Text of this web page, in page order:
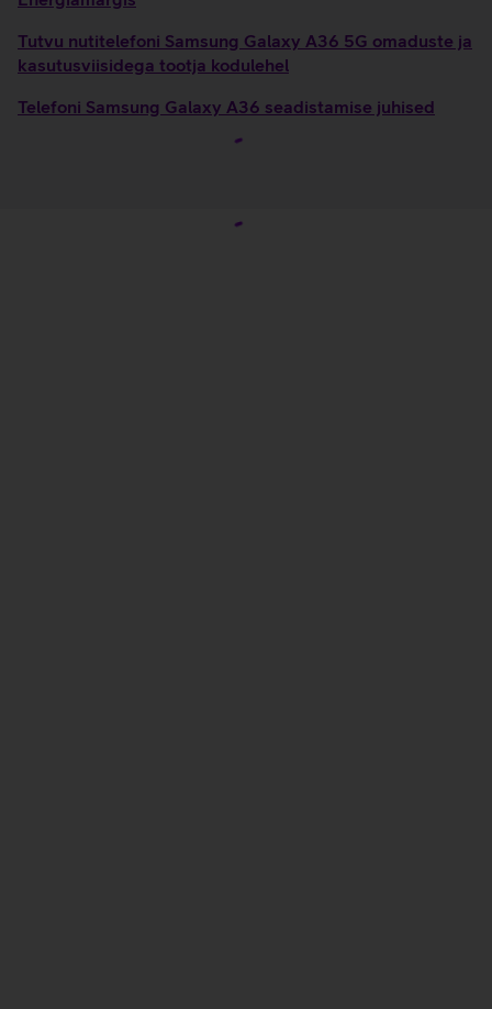
Tutvu nutitelefoni Samsung Galaxy A36 5G omaduste ja
kasutusviisidega tootja kodulehel
Telefoni Samsung Galaxy A36 seadistamise juhised